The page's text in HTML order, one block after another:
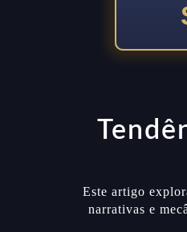
Este artigo
narrativas e